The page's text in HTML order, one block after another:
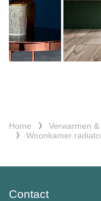
Home Verwarmen
Woonkamer
Contact